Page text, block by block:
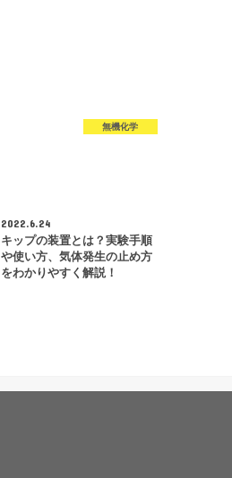
無機化学
2022.6.24
キップの装置とは？実験手順
や使い方、気体発生の止め方
をわかりやすく解説！